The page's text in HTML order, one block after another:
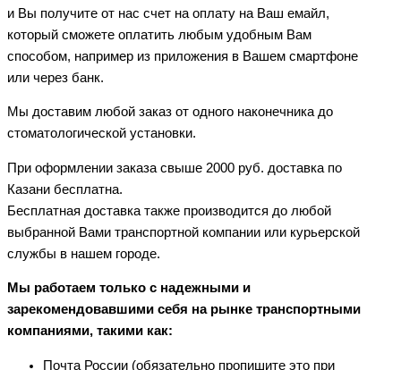
и Вы получите от нас счет на оплату на Ваш емайл,
который сможете оплатить любым удобным Вам
способом, например из приложения в Вашем смартфоне
или через банк.
Мы доставим любой заказ от одного наконечника до
стоматологической установки.
При оформлении заказа свыше 2000 руб. доставка по
Казани бесплатна.
Бесплатная доставка также производится до любой
выбранной Вами транспортной компании или курьерской
службы в нашем городе.
Мы работаем только с надежными и
зарекомендовавшими себя на рынке транспортными
компаниями, такими как:
Почта России (обязательно пропишите это при